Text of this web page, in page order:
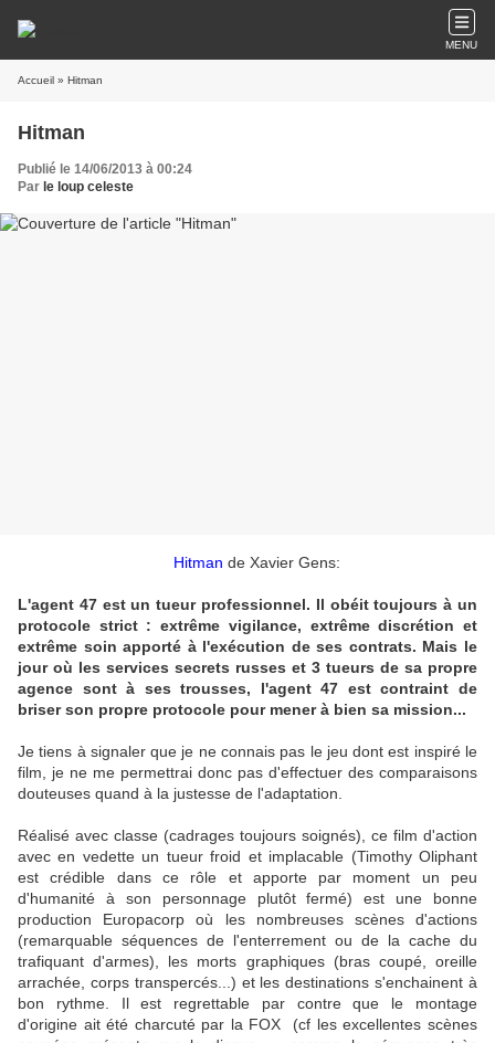
MENU
Accueil » Hitman
Hitman
Publié le 14/06/2013 à 00:24
Par le loup celeste
Hitman de Xavier Gens:
L'agent 47 est un tueur professionnel. Il obéit toujours à un
protocole strict : extrême vigilance, extrême discrétion et
extrême soin apporté à l'exécution de ses contrats. Mais le
jour où les services secrets russes et 3 tueurs de sa propre
agence sont à ses trousses, l'agent 47 est contraint de
briser son propre protocole pour mener à bien sa mission...
Je tiens à signaler que je ne connais pas le jeu dont est inspiré le
film, je ne me permettrai donc pas d'effectuer des comparaisons
douteuses quand à la justesse de l'adaptation.
Réalisé avec classe (cadrages toujours soignés), ce film d'action
avec en vedette un tueur froid et implacable (Timothy Oliphant
est crédible dans ce rôle et apporte par moment un peu
d'humanité à son personnage plutôt fermé) est une bonne
production Europacorp où les nombreuses scènes d'actions
(remarquable séquences de l'enterrement ou de la cache du
trafiquant d'armes), les morts graphiques (bras coupé, oreille
arrachée, corps transpercés...) et les destinations s'enchainent à
bon rythme. Il est regrettable par contre que le montage
d'origine ait été charcuté par la FOX (cf les excellentes scènes